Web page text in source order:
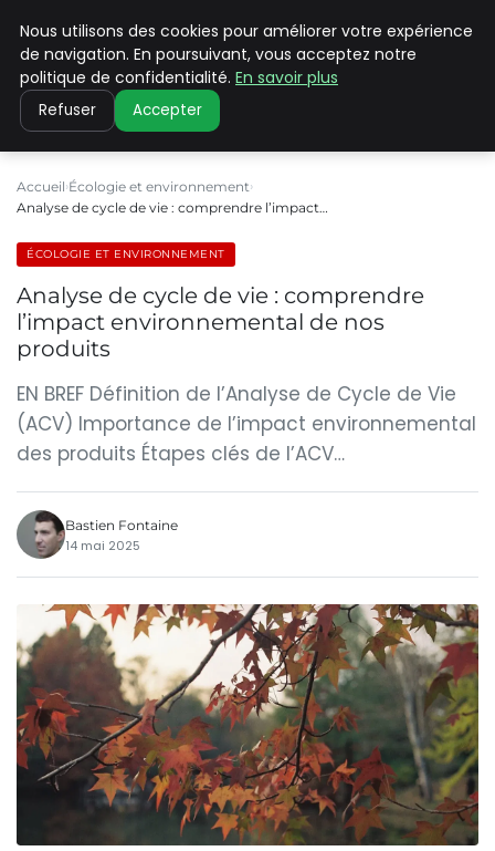
CLIMATE C ADVANCED
Accueil Écologie et environnement
Analyse de cycle de vie : comprendre l’impact…
ÉCOLOGIE ET ENVIRONNEMENT
Analyse de cycle de vie : comprendre
l’impact environnemental de nos
produits
EN BREF Définition de l’Analyse de Cycle de Vie
(ACV) Importance de l’impact environnemental
des produits Étapes clés de l’ACV…
Bastien Fontaine
14 mai 2025
Nous utilisons des cookies pour améliorer votre expérience
de navigation. En poursuivant, vous acceptez notre
politique de confidentialité. En savoir plus
Refuser Accepter